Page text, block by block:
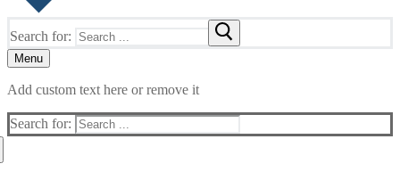
Search for:
Menu
Add custom text here or remove it
Search for: